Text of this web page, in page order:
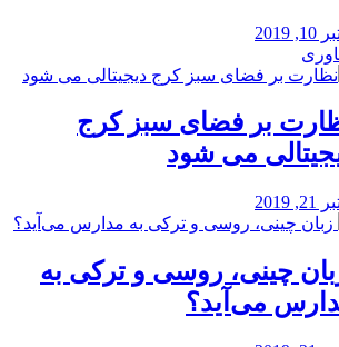
2019
بر فضای سبز کرج
می شود
2019
چینی، روسی و ترکی به
می‌آید؟